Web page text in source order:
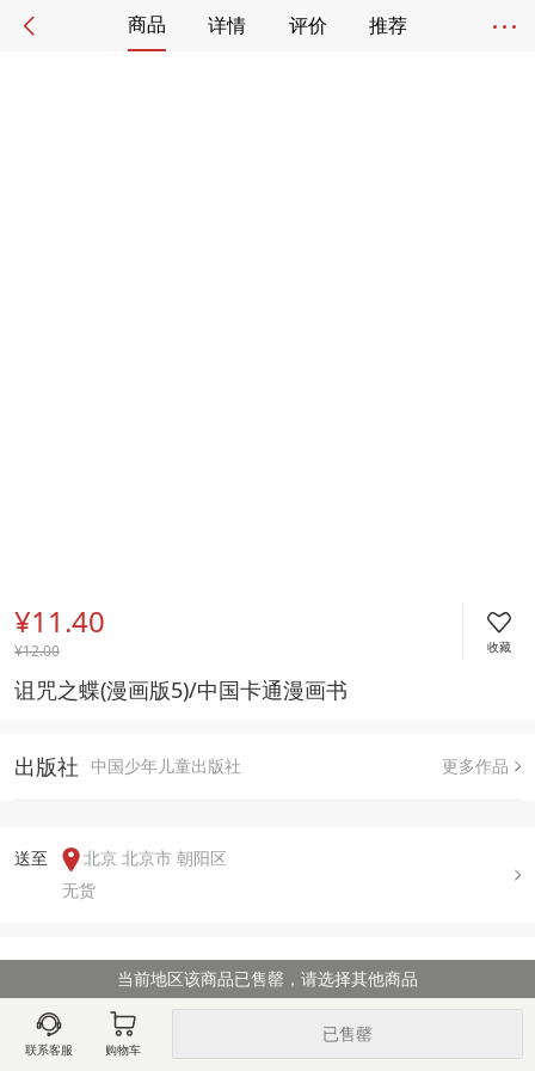
商品 详情 评价 推荐
¥11.40
¥12.00 收藏
诅咒之蝶(漫画版5)/中国卡通漫画书
出版社 中国少年儿童出版社 更多作品
送至
北京 北京市 朝阳区
无货
当前地区该商品已售罄，请选择其他商品
联系客服 购物车
已售罄